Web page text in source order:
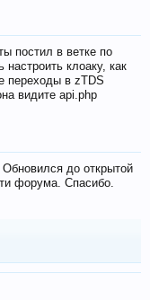
постил в ветке по
клоаку, как
переходы в zTDS
видите api.php
до открытой
форума. Спасибо.